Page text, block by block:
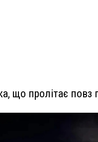
що пролітає повз